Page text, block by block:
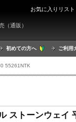
（通販）
初めての方へ ご利用
お気に入りリスト
55261NTK
ストーンウェイ